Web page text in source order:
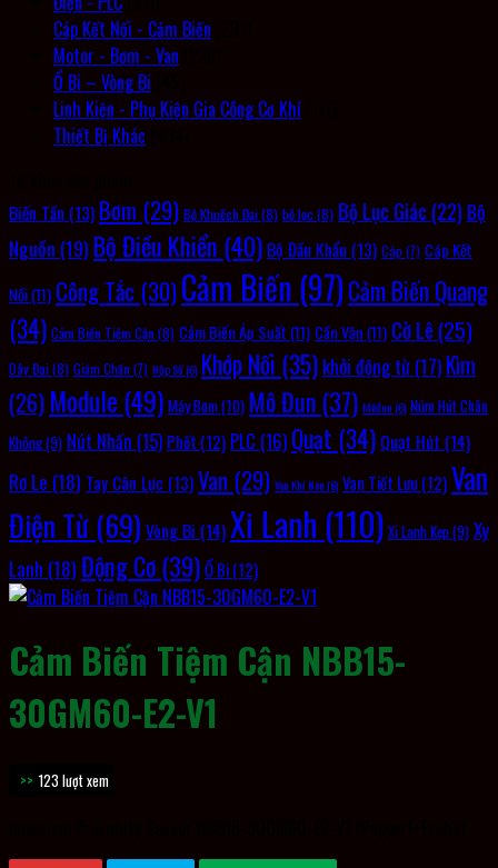
Cáp Kết Nối - Cảm Biến
Motor - Bơm - Van
Ổ Bi – Vòng Bi
Linh Kiện - Phụ Kiện Gia Công Cơ Khí
Thiết Bị Khác
Biến Tần (13) Bơm (29) Bộ Khuếch Đại (8) bộ lọc (8) Bộ Lục Giác (22) Bộ
Nguồn (19) Bộ Điều Khiển (40) Bộ Đầu Khẩu (13) Cáp (7) Cáp Kết
Nối(11) Công Tắc (30)Cảm Biến (97)Cảm Biến Quang
(34) Cảm Biến Tiệm Cận (8) Cảm Biến Áp Suất (11) Cần Vặn (11) Cờ Lê (25)
Dây Đai (8) Giảm Chấn (7) Hộp Số(6) Khớp Nối (35) khởi động từ (17) Kìm
(26) Module (49) Máy Bơm(10) Mô Đun (37) Môđun(6) Núm Hút Chân
Không(9) Nút Nhấn (15) Phốt (12) PLC (16) Quạt (34) Quạt Hút (14)
Rơ Le (18) Tay Cân Lực (13)Van (29) Van Khí Nén(6) Van Tiết Lưu (12)Van
Điện Từ (69) Vòng Bi (14)Xi Lanh (110) Xi Lanh Kẹp (9) Xy
Lanh (18)Động Cơ (39)Ổ Bi(12)
Cảm Biến Tiệm Cận NBB15-
30GM60-E2-V1
123 lượt xem